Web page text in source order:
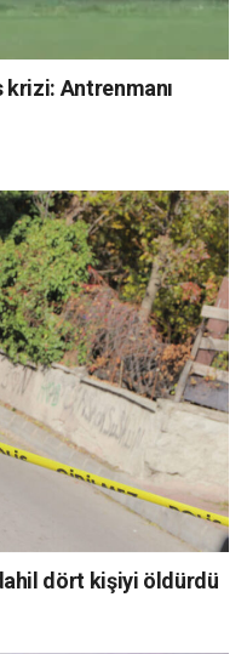
Antrenmanı
dört kişiyi öldürdü